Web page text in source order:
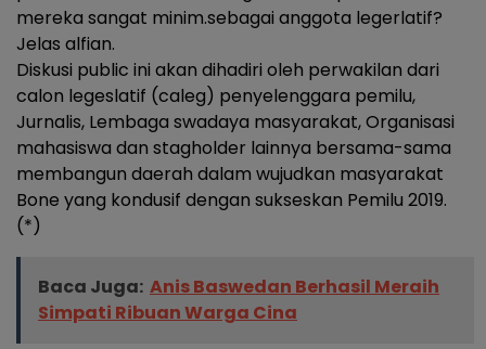
mereka sangat minim.sebagai anggota legerlatif?
Jelas alfian.
Diskusi public ini akan dihadiri oleh perwakilan dari
calon legeslatif (caleg) penyelenggara pemilu,
Jurnalis, Lembaga swadaya masyarakat, Organisasi
mahasiswa dan stagholder lainnya bersama-sama
membangun daerah dalam wujudkan masyarakat
Bone yang kondusif dengan sukseskan Pemilu 2019.
(*)
Baca Juga: Anis Baswedan Berhasil Meraih
Simpati Ribuan Warga Cina